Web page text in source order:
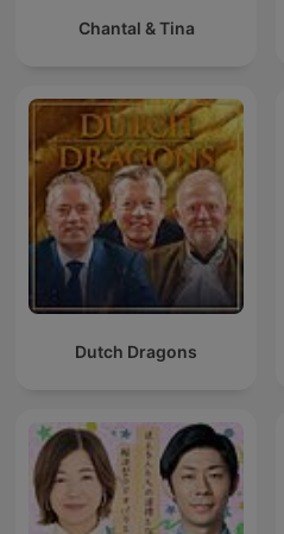
Chantal & Tina
Dutch Dragons